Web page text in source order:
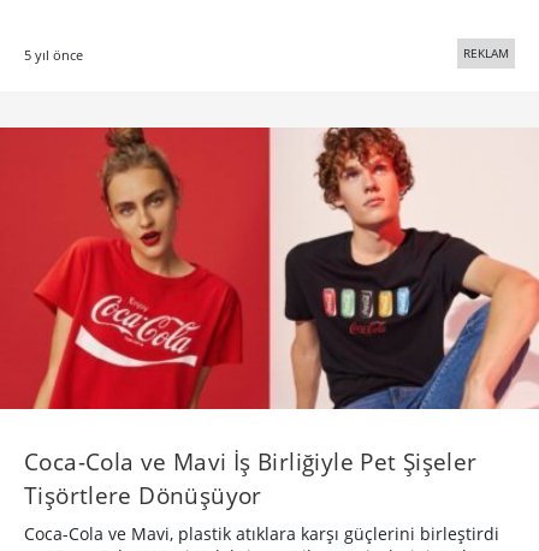
5 yıl önce REKLAM
Coca-Cola ve Mavi İş Birliğiyle Pet Şişeler
Tişörtlere Dönüşüyor
Coca-Cola ve Mavi, plastik atıklara karşı güçlerini birleştirdi